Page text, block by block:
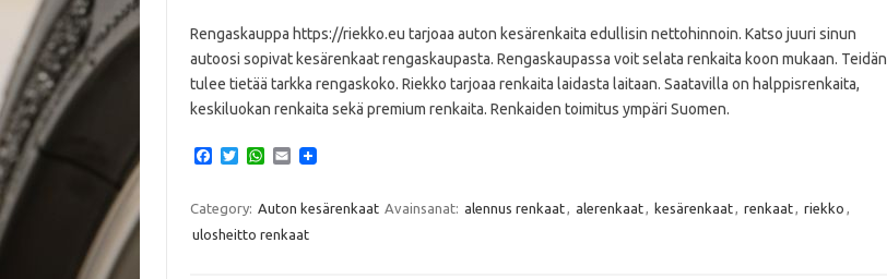
Rengaskauppa https://riekko.eu tarjoaa auton kesärenkaita edullisin nettohinnoin. Katso juuri sinun
autoosi sopivat kesärenkaat rengaskaupasta. Rengaskaupassa voit selata renkaita koon mukaan. Teidän
tulee tietää tarkka rengaskoko. Riekko tarjoaa renkaita laidasta laitaan. Saatavilla on halppisrenkaita,
keskiluokan renkaita sekä premium renkaita. Renkaiden toimitus ympäri Suomen.
e
b
o
T
t
t
e
W
t
A
E
i
Category: Auton kesärenkaat Avainsanat: alennus renkaat, alerenkaat, kesärenkaat, renkaat, riekko ,
ulosheitto renkaat